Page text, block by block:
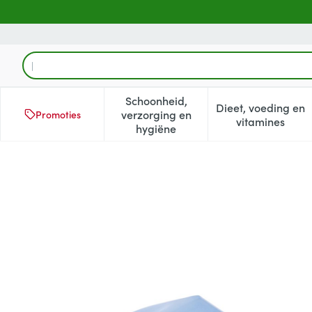
Product, merk, categorie...
Promoties
Schoonheid,
verzorging en
hygiëne
Toon submenu voor
Dieet, voeding en
vitamines
Toon
Bota Podo 10